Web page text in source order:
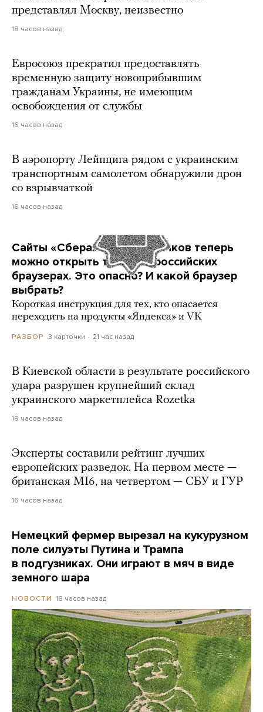
представлял Москву, неизвестно
18 часов назад
Евросоюз прекратил предоставлять
временную защиту новоприбывшим
гражданам Украины, не имеющим
освобождения от службы
16 часов назад
В аэропорту Лейпцига рядом с украинским
транспортным самолетом обнаружили дрон
со взрывчаткой
16 часов назад
Сайты «Сбера» и других банков теперь
можно открыть только в российских
браузерах. Это опасно? И какой браузер
выбрать?
Короткая инструкция для тех, кто опасается
переходить на продукты «Яндекса» и VK
РАЗБОР 3 карточки 21 час назад
В Киевской области в результате российского
удара разрушен крупнейший склад
украинского маркетплейса Rozetka
19 часов назад
Эксперты составили рейтинг лучших
европейских разведок. На первом месте —
британская MI6, на четвертом — СБУ и ГУР
16 часов назад
Немецкий фермер вырезал на кукурузном
поле силуэты Путина и Трампа
в подгузниках. Они играют в мяч в виде
земного шара
НОВОСТИ 18 часов назад